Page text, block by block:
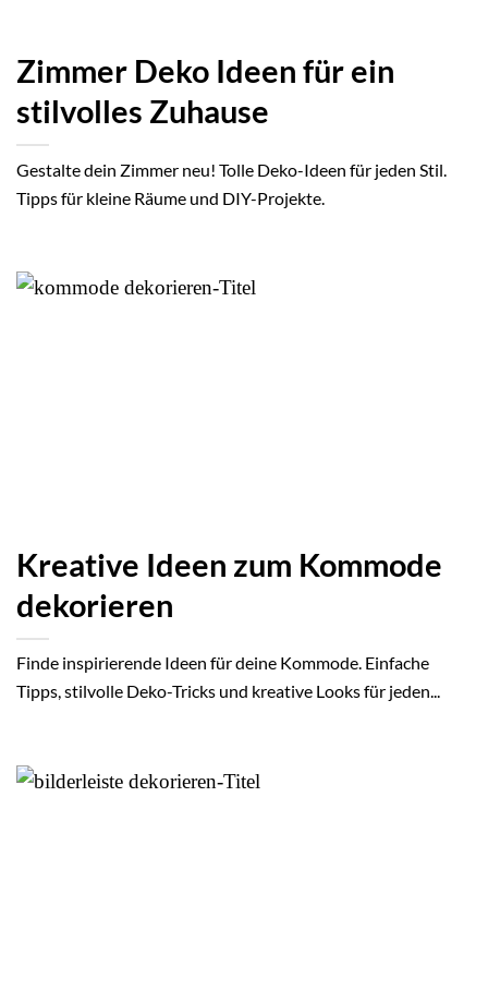
Zimmer Deko Ideen für ein
stilvolles Zuhause
Gestalte dein Zimmer neu! Tolle Deko-Ideen für jeden Stil.
Tipps für kleine Räume und DIY-Projekte.
Kreative Ideen zum Kommode
dekorieren
Finde inspirierende Ideen für deine Kommode. Einfache
Tipps, stilvolle Deko-Tricks und kreative Looks für jeden...